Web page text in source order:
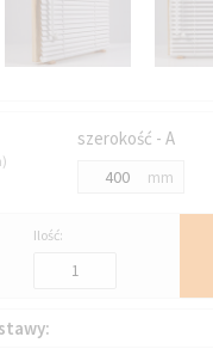
szerokość - A
mm
Ilość: